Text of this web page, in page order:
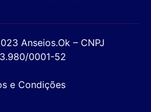
Anseios.Ok – CNPJ
0001-52
e Condições